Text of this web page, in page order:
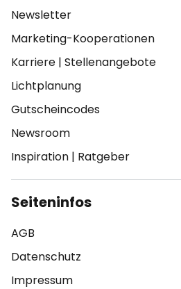
Newsletter
Marketing-Kooperationen
Karriere | Stellenangebote
Lichtplanung
Gutscheincodes
Newsroom
Inspiration | Ratgeber
Seiteninfos
AGB
Datenschutz
Impressum